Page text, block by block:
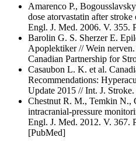
Amarenco P.,
dose atorvastatin after
Engl. J. Med. 2006. V. 355.
Barolin G. S. Sherzer E.
Apoplektiker // Wein
Canadian Partnership for
Casaubon L. K. et al.
Recommendations:
Update 2015 // Int. J.
Chestnut R. M., Temkin N.,
intracranial-pressure
Engl. J. Med. 2012. V. 367.
[PubMed]